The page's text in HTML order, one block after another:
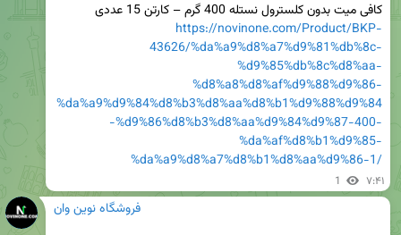
کافی میت بدون کلسترول نستله 400 گرم – کارتن 15 عددی
https://novinone.com/Product/BKP-
43626/%da%a9%d8%a7%d9%81%db%8c-
%d9%85%db%8c%d8%aa-
%d8%a8%d8%af%d9%88%d9%86-
%da%a9%d9%84%d8%b3%d8%aa%d8%b1%d9%88%d9%84
-%d9%86%d8%b3%d8%aa%d9%84%d9%87-400-
%da%af%d8%b1%d9%85-
%da%a9%d8%a7%d8%b1%d8%aa%d9%86-1/
1 ۷:۴۱
فروشگاه نوین وان